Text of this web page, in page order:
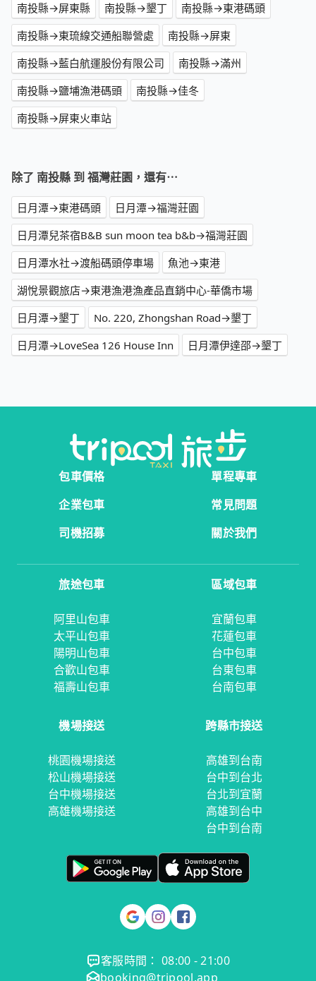
南投縣→屏東縣 南投縣→墾丁
南投縣→東港碼頭
南投縣→東琉線交通船聯營處
南投縣→屏東
南投縣→藍白航運股份有限公司
南投縣→滿州
南投縣→鹽埔漁港碼頭
南投縣→佳冬
南投縣→屏東火車站
除了 南投縣 到 福灣莊園，還有⋯
日月潭→東港碼頭
日月潭→福灣莊園
日月潭兒茶宿B&B sun moon tea b&b→福灣莊園
日月潭水社→渡船碼頭停車場
魚池→東港
湖悅景觀旅店→東港漁港漁產品直銷中心-華僑市場
日月潭→墾丁
No. 220, Zhongshan Road→墾丁
日月潭→LoveSea 126 House Inn
日月潭伊達邵→墾丁
包車價格
單程專車
企業包車
常見問題
司機招募
關於我們
旅途包車
阿里山包車
太平山包車
陽明山包車
合歡山包車
福壽山包車
區域包車
宜蘭包車
花蓮包車
台中包車
台東包車
台南包車
機場接送
桃園機場接送
松山機場接送
台中機場接送
高雄機場接送
跨縣市接送
高雄到台南
台中到台北
台北到宜蘭
高雄到台中
台中到台南
客服時間： 08:00 - 21:00
booking@tripool.app